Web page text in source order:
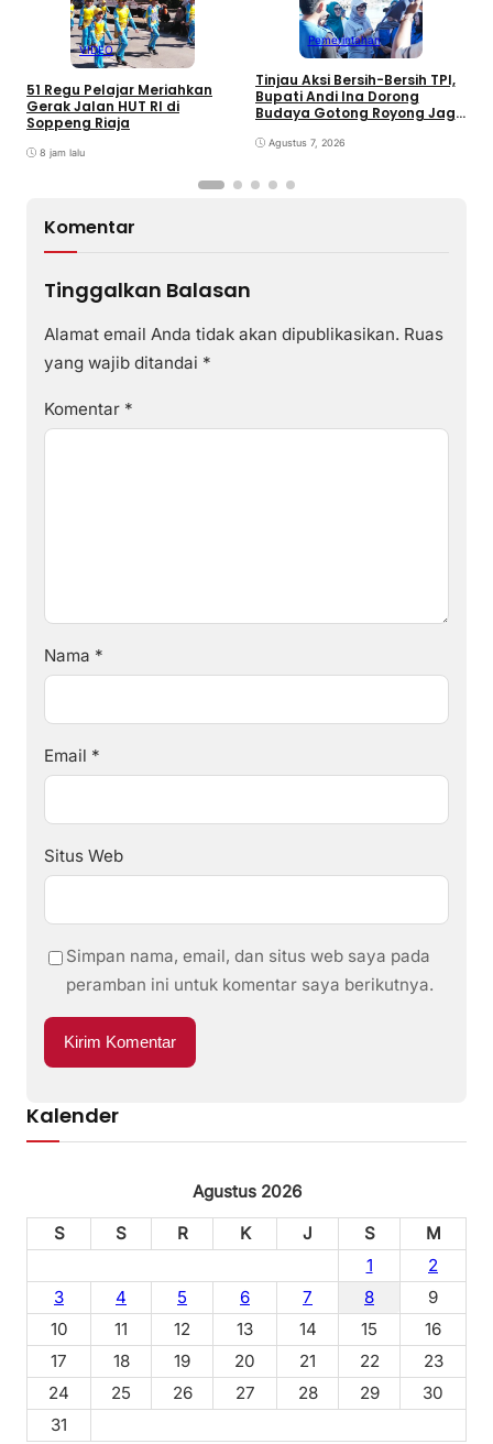
VIDEO
51 Regu Pelajar Meriahkan
Gerak Jalan HUT RI di
Soppeng Riaja
8 jam lalu
Pemerintahan
Tinjau Aksi Bersih-Bersih TPI,
Bupati Andi Ina Dorong
Budaya Gotong Royong Jaga
Agustus 7, 2026
Komentar
Tinggalkan Balasan
Alamat email Anda tidak akan dipublikasikan. Ruas
yang wajib ditandai *
Komentar *
Nama *
Email *
Situs Web
Simpan nama, email, dan situs web saya pada
peramban ini untuk komentar saya berikutnya.
Kalender
Agustus 2026
S
S R K J S
M
1
2
3
4 5 6 7 8
9
10
11 12 13 14 15
16
17
18 19 20 21 22
23
24
25 26 27 28 29
30
31